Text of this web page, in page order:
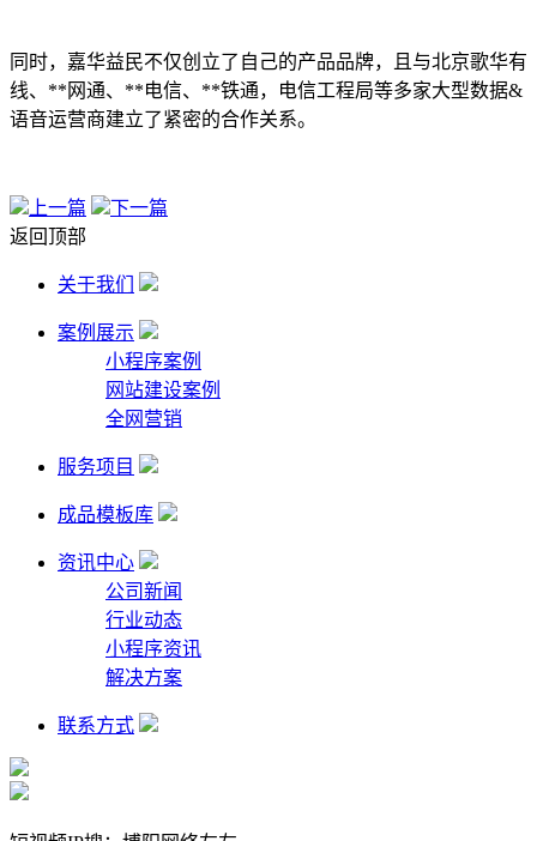
同时，嘉华益民不仅创立了自己的产品品牌，且与北京歌华有
线、**网通、**电信、**铁通，电信工程局等多家大型数据&
语音运营商建立了紧密的合作关系。
上一篇
下一篇
返回顶部
关于我们
案例展示
小程序案例
网站建设案例
全网营销
服务项目
成品模板库
资讯中心
公司新闻
行业动态
小程序资讯
解决方案
联系方式